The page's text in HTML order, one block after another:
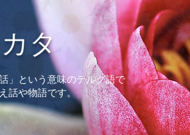
タ​
」という意味のテルグ語で
話や物語です。